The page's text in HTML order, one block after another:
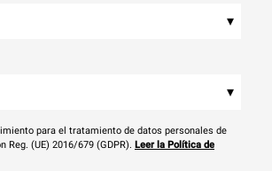
▾
▾
para el tratamiento de datos personales de
Reg. (UE) 2016/679 (GDPR). Leer la Política de